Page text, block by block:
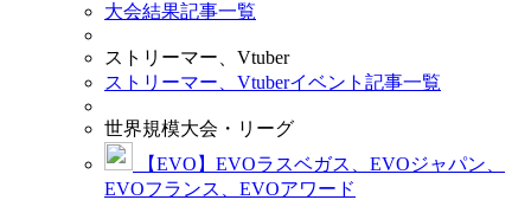
大会結果記事一覧
ストリーマー、Vtuber
ストリーマー、Vtuberイベント記事一覧
世界規模大会・リーグ
【EVO】EVOラスベガス、EVOジャパン、
EVOフランス、EVOアワード